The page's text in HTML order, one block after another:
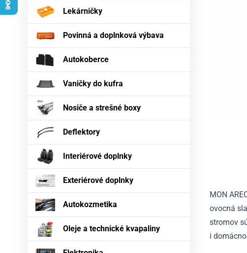
Lekárničky
Povinná a doplnková výbava
Autokoberce
Vaničky do kufra
Nosiče a strešné boxy
Deflektory
Interiérové doplnky
Exteriérové doplnky
Autokozmetika
Oleje a technické kvapaliny
MON
ovocná
stromov
i